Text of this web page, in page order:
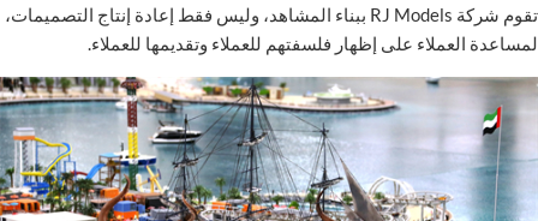
تقوم شركة RJ Models ببناء المشاهد، وليس فقط إعادة إنتاج التصميمات،
لمساعدة العملاء على إظهار فلسفتهم للعملاء وتقديمها للعملاء.